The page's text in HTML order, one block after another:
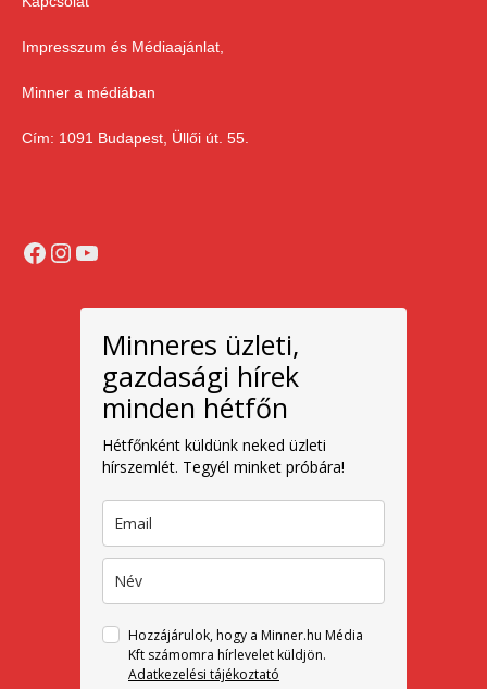
Impresszum és Médiaajánlat,
Minner a médiában
Cím: 1091 Budapest, Üllői út. 55.
Facebook
Instagram
YouTube
Minneres üzleti,
gazdasági hírek
minden hétfőn
Hétfőnként küldünk neked üzleti
hírszemlét. Tegyél minket próbára!
Hozzájárulok, hogy a Minner.hu Média
Kft számomra hírlevelet küldjön.
Adatkezelési tájékoztató